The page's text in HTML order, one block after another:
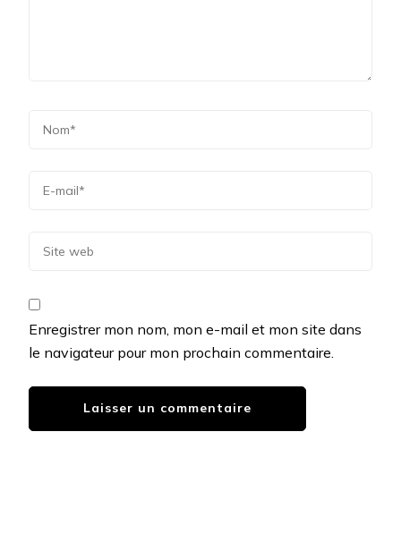
Enregistrer mon nom, mon e-mail et mon site dans
le navigateur pour mon prochain commentaire.